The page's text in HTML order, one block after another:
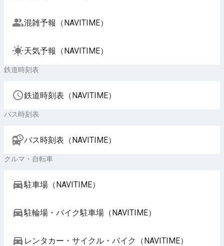
混雑予報（NAVITIME）
天気予報（NAVITIME）
鉄道時刻表
鉄道時刻表（NAVITIME）
バス時刻表
バス時刻表（NAVITIME）
クルマ・自転車
駐車場（NAVITIME）
駐輪場・バイク駐車場（NAVITIME）
レンタカー・サイクル・バイク（NAVITIME）